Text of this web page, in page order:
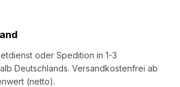
auf der
BASIC: Dabei ist die L-
die Oberfläche wirkt
hochwertiger im Vergleich zu L-
oder Spedition in 1-3
Deutschlands. Versandkostenfrei ab
(netto).